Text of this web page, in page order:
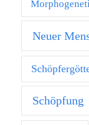
Neuer
Schöpfung